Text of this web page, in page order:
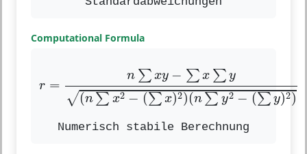
Computational Formula
r =
n ∑ xy − ∑ x ∑ y
√(n ∑ x2 − (∑ x)2)(n ∑ y2 − (∑ y)2)
n∑ (∑x 2)
Numerisch stabile Berechnung